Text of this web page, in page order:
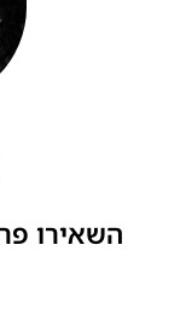
השאירו